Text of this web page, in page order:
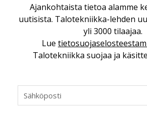
LEHDEN ARTIKKELIT
Kaivamattomat menetelmät
vakiinnuttavat asemansa
LEHDEN ARTIKKELIT,TILAAJILLE
Ajankohtaista tietoa alamme
uutisista. Talotekniikka-lehden
yli 3000 tilaajaa.
Lue
Talotekniikka suojaa ja